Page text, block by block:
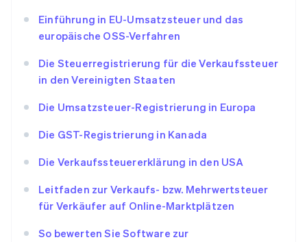
Einführung in EU-Umsatzsteuer und das
europäische OSS-Verfahren
Die Steuerregistrierung für die Verkaufssteuer
in den Vereinigten Staaten
Die Umsatzsteuer-Registrierung in Europa
Die GST-Registrierung in Kanada
Die Verkaufssteuererklärung in den USA
Leitfaden zur Verkaufs- bzw. Mehrwertsteuer
für Verkäufer auf Online-Marktplätzen
So bewerten Sie Software zur